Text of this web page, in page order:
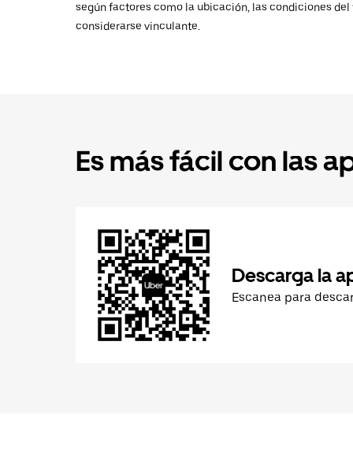
según factores como la ubicación, las condiciones
considerarse vinculante.
Es más fácil con las
Descarga la
Escanea para